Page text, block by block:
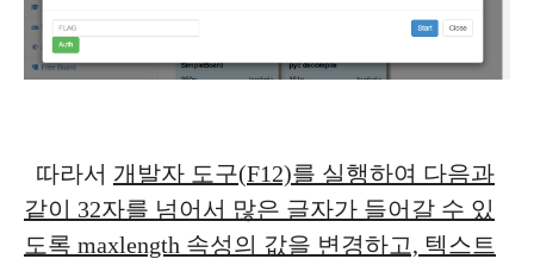
따라서 개발자 도구(F12)를 실행하여 다음과
같이 32자를 넘어서 많은 글자가 들어갈 수 있
도록 maxlength 속성의 값을 변경하고, 텍스트